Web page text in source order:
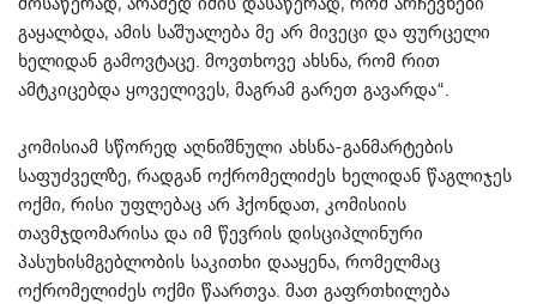
გაყალბდა, ამის საშუალება მე არ მივეცი და ფურცელი
ხელიდან გამოვტაცე. მოვთხოვე ახსნა, რომ რით
ამტკიცებდა ყოველივეს, მაგრამ გარეთ გავარდა“.
კომისიამ სწორედ აღნიშნული ახსნა-განმარტების
საფუძველზე, რადგან ოქრომელიძეს ხელიდან წაგლიჯეს
ოქმი, რისი უფლებაც არ ჰქონდათ, კომისიის
თავმჯდომარისა და იმ წევრის დისციპლინური
პასუხისმგებლობის საკითხი დააყენა, რომელმაც
ოქრომელიძეს ოქმი წაართვა. მათ გაფრთხილება